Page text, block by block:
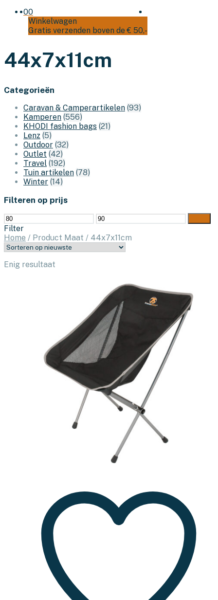
00
Winkelwagen
Gratis verzenden boven de € 50,-
44x7x11cm
Categorieën
Caravan & Camperartikelen (93)
Kamperen (556)
KHODI fashion bags (21)
Lenz (5)
Outdoor (32)
Outlet (42)
Travel (192)
Tuin artikelen (78)
Winter (14)
Filteren op prijs
Min.
prijs
Max.
prijs
Filter
Home / Product Maat / 44x7x11cm
Enig resultaat